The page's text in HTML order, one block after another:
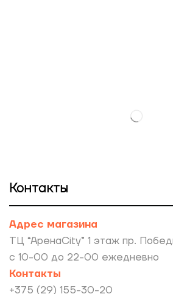
Контакты
Адрес магазина
ТЦ “АренаCity” 1 этаж пр.
с 10-00 до 22-00 ежедневно
Контакты
+375 (29) 155-30-20